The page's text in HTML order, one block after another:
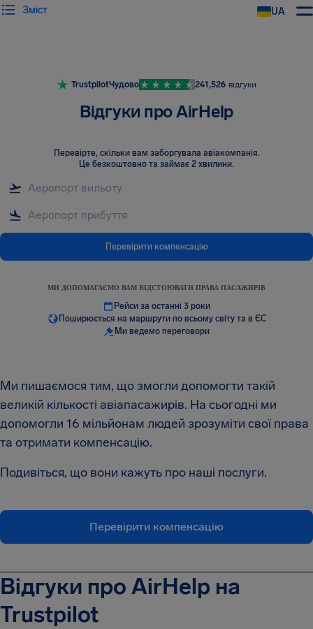
UA
Зміст
TrustpilotЧудово 241,526 відгуки
Відгуки про AirHelp
Перевірте, скільки вам заборгувала авіакомпанія.
Це безкоштовно та займає 2 хвилини.
Перевірити компенсацію
МИ ДОПОМАГАЄМО ВАМ ВІДСТОЮВАТИ ПРАВА ПАСАЖИРІВ
Рейси за останні 3 роки
Поширюється на маршрути по всьому світу та в ЄС
Ми ведемо переговори
Ми пишаємося тим, що змогли допомогти такій
великій кількості авіапасажирів. На сьогодні ми
допомогли 16 мільйонам людей зрозуміти свої права
та отримати компенсацію.
Подивіться, що вони кажуть про наші послуги.
Перевірити компенсацію
Відгуки про AirHelp на
Trustpilot